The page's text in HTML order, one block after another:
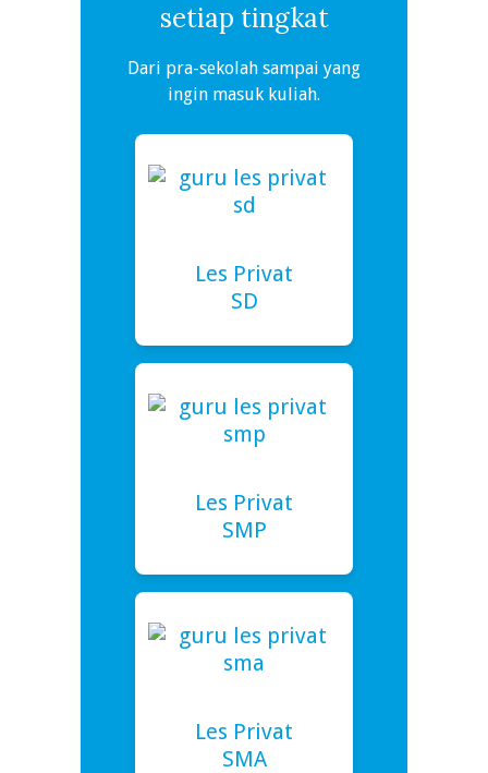
setiap tingkat
Dari pra-sekolah sampai yang
ingin masuk kuliah.
Les Privat
SD
Les Privat
SMP
Les Privat
SMA